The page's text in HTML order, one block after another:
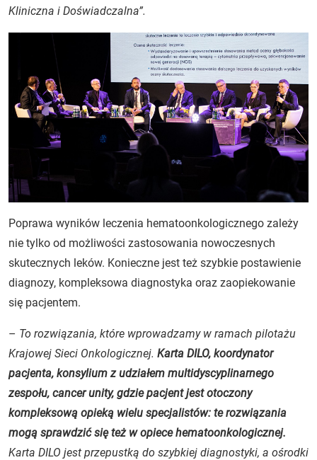
Kliniczna i Doświadczalna”.
Poprawa wyników leczenia hematoonkologicznego zależy
nie tylko od możliwości zastosowania nowoczesnych
skutecznych leków. Konieczne jest też szybkie postawienie
diagnozy, kompleksowa diagnostyka oraz zaopiekowanie
się pacjentem.
– To rozwiązania, które wprowadzamy w ramach pilotażu
Krajowej Sieci Onkologicznej. Karta DILO, koordynator
pacjenta, konsylium z udziałem multidyscyplinarnego
zespołu, cancer unity, gdzie pacjent jest otoczony
kompleksową opieką wielu specjalistów: te rozwiązania
mogą sprawdzić się też w opiece hematoonkologicznej.
Karta DILO jest przepustką do szybkiej diagnostyki, a ośrodki